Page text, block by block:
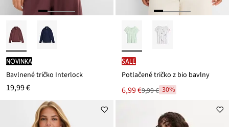
novinka
Bavlnené tričko Interlock
19,99 €
SALE
Potlačené tričko z bio bavlny
Nová
cena
6,99 €
Zľava9,99 €-30%